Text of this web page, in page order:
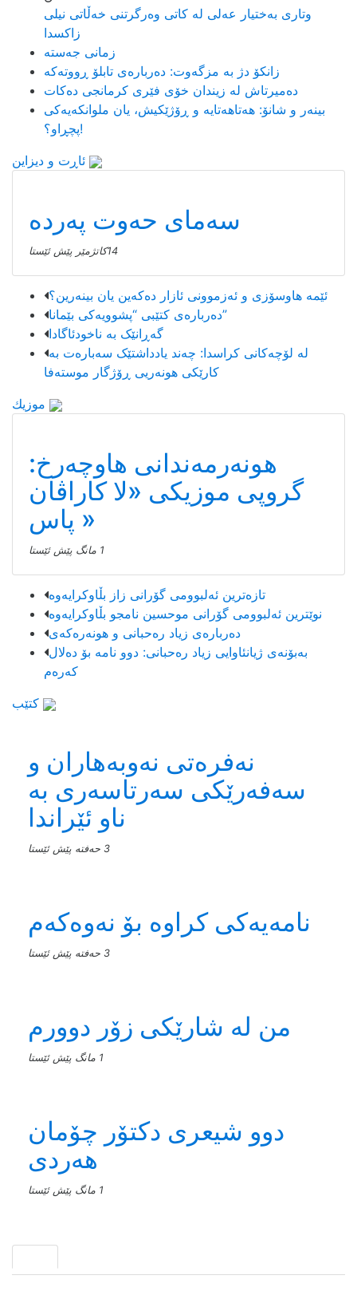
وتاری بەختیار عەلی لە کاتی وەرگرتنی خەڵاتی نیلی
زاکسدا
زمانی جەستە
زانکۆ دژ بە مزگەوت: دەربارەى تابلۆ ڕووتەکە
ده‌میرتاش له‌ زیندان خۆی فێری كرمانجی ده‌كات
بینەر و شانۆ: هەتاھەتایە و ڕۆژێکیش، یان ملوانکەیەکی
پچڕاو؟!
سەمای حەوت پەردە
14كاتژمێر پێش ئێستا
دەربارەی کتێبی “پشوویەکی بێمانا”
لە لۆچەکانی کراسدا: چەند یادداشتێک سەبارەت بە
هونەرمەندانی هاوچەرخ:
گروپی موزیكی «لا كاراڤان
پاس»
1 مانگ پێش ئێستا
بەبۆنەی ژیانئاوایی زیاد رەحبانی: دوو نامە بۆ دەلال
نەفرەتی نەوبەهاران و
سەفەرێکی سەرتاسەری بە
ناو ئێراندا
3 حەفتە پێش ئێستا
نامەیەکی کراوە بۆ نەوەکەم
3 حەفتە پێش ئێستا
من له‌ شارێکی زۆر دوورم
1 مانگ پێش ئێستا
دوو شیعری دکتۆر چۆمان
هەردی
1 مانگ پێش ئێستا